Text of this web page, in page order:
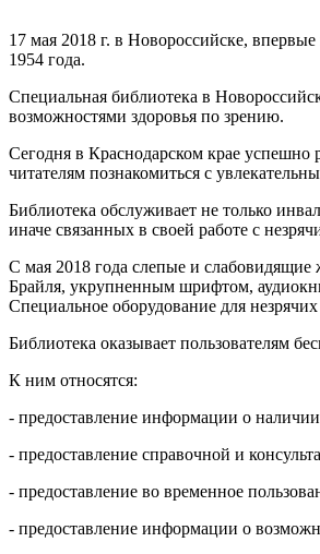
17 мая 2018 г. в Новороссийске,
1954 года.
Специальная библиотека в
возможностями здоровья по зрению.
Сегодня в Краснодарском крае
читателям познакомиться с
Библиотека обслуживает не только
иначе связанных в своей работе с
С мая 2018 года слепые и
Брайля, укрупненным шрифтом,
Специальное оборудование для
Библиотека оказывает пользователям
К ним относятся:
- предоставление информации о
- предоставление справочной и
- предоставление во временное
- предоставление информации о